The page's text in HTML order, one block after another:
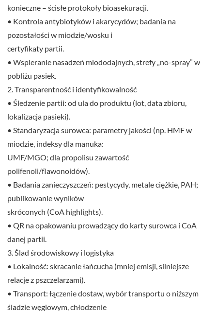
konieczne – ścisłe protokoły bioasekuracji.
• Kontrola antybiotyków i akarycydów; badania na
pozostałości w miodzie/wosku i
certyfikaty partii.
• Wspieranie nasadzeń miododajnych, strefy „no-spray” w
pobliżu pasiek.
2. Transparentność i identyfikowalność
• Śledzenie partii: od ula do produktu (lot, data zbioru,
lokalizacja pasieki).
• Standaryzacja surowca: parametry jakości (np. HMF w
miodzie, indeksy dla manuka:
UMF/MGO; dla propolisu zawartość
polifenoli/flawonoidów).
• Badania zanieczyszczeń: pestycydy, metale ciężkie, PAH;
publikowanie wyników
skróconych (CoA highlights).
• QR na opakowaniu prowadzący do karty surowca i CoA
danej partii.
3. Ślad środowiskowy i logistyka
• Lokalność: skracanie łańcucha (mniej emisji, silniejsze
relacje z pszczelarzami).
• Transport: łączenie dostaw, wybór transportu o niższym
śladzie węglowym, chłodzenie